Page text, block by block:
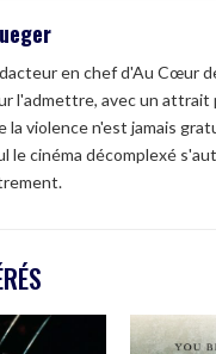
en chef d'Au Cœur
l'admettre, avec un attrait
la violence n'est jamais
le cinéma décomplexé